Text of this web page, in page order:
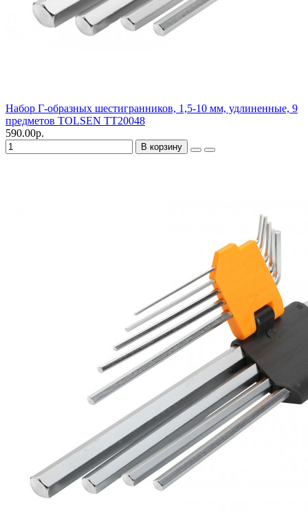
Набор Г-образных шестигранников, 1,5-10 мм, удлиненные, 9
предметов TOLSEN TT20048
590.00р.
В корзину